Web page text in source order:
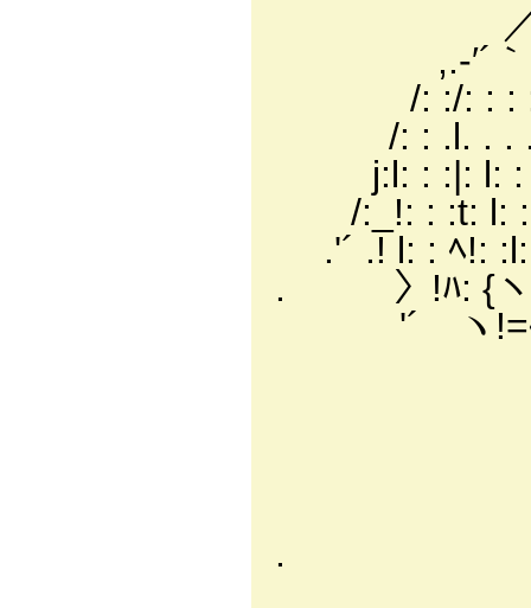
／ r: : : :
,.-′´｀: :
/: :/: : : : :
/: : .l. . . .
j:l: : :|: l: :
/:_!: : :t: l: :
.'´ .! l: : ﾍ!: :l:
. 〉!ﾊ: {ヽ:
'´ ヽ!=ﾍ
. ﾄ, // /